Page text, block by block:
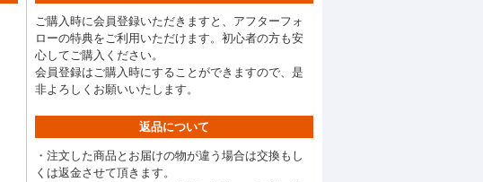
ご購入時に会員登録いただきますと、アフターフォ
ローの特典をご利用いただけます。初心者の方も安
心してご購入ください。
会員登録はご購入時にすることができますので、是
非よろしくお願いいたします。
返品について
・注文した商品とお届けの物が違う場合は交換もし
くは返金させて頂きます。